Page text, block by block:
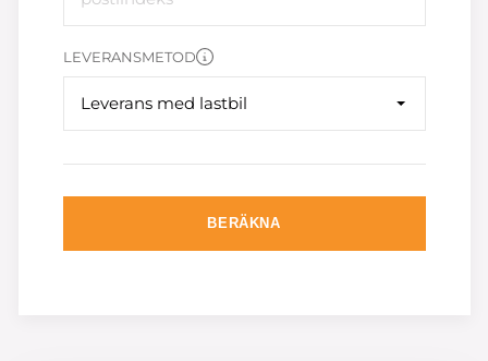
LEVERANSMETOD
Leverans med lastbil
BERÄKNA